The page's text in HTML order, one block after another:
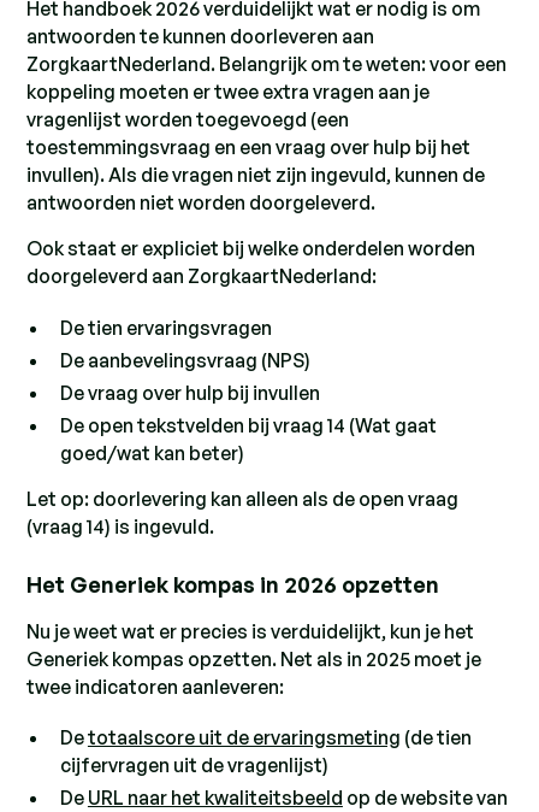
Het handboek 2026 verduidelijkt wat er nodig is om
antwoorden te kunnen doorleveren aan
ZorgkaartNederland. Belangrijk om te weten: voor een
koppeling moeten er twee extra vragen aan je
vragenlijst worden toegevoegd (een
toestemmingsvraag en een vraag over hulp bij het
invullen). Als die vragen niet zijn ingevuld, kunnen de
antwoorden niet worden doorgeleverd.
Ook staat er expliciet bij welke onderdelen worden
doorgeleverd aan ZorgkaartNederland:
De tien ervaringsvragen
De aanbevelingsvraag (NPS)
De vraag over hulp bij invullen
De open tekstvelden bij vraag 14 (Wat gaat
goed/wat kan beter)
Let op: doorlevering kan alleen als de open vraag
(vraag 14) is ingevuld.
Het Generiek kompas in 2026 opzetten
Nu je weet wat er precies is verduidelijkt, kun je het
Generiek kompas opzetten. Net als in 2025 moet je
twee indicatoren aanleveren:
Detotaalscore uit de ervaringsmeting (de tien
cijfervragen uit de vragenlijst)
De URL naar het kwaliteitsbeeld op de website van